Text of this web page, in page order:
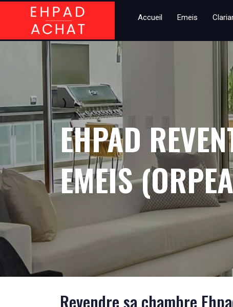
Accueil Emeis
EHPAD
EMEIS
Revendre sa chambre